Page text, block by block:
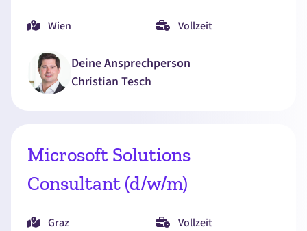
Wien Vollzeit
Deine Ansprechperson
Christian Tesch
Microsoft Solutions
Consultant (d/w/m)
Graz Vollzeit